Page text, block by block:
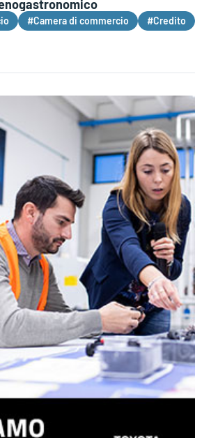
#Camera di commercio
#Credito